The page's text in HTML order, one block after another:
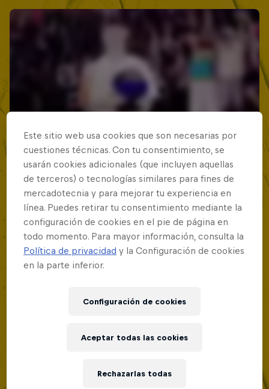
Red Bull Batalla Nueva Historia:
BATALLAS DE RAP
Este sitio web usa cookies que son necesarias por
cuestiones técnicas. Con tu consentimiento, se
usarán cookies adicionales (que incluyen aquellas
de terceros) o tecnologías similares para fines de
mercadotecnia y para mejorar tu experiencia en
línea. Puedes retirar tu consentimiento mediante la
configuración de cookies en el pie de página en
todo momento. Para mayor información, consulta la
Política de privacidad y la Configuración de cookies
en la parte inferior.
Configuración de cookies
Rechazarlas todas
Aceptar todas las cookies